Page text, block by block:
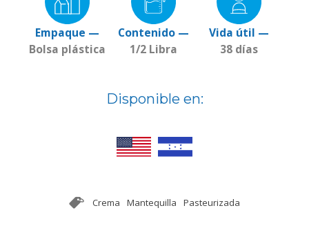
Empaque —
Bolsa plástica
Contenido —
1/2 Libra
Vida útil —
38 días
Disponible en:
Crema Mantequilla Pasteurizada